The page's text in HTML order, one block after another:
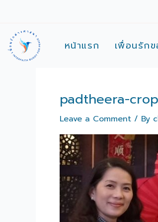
content
หน้าแรก เพื่อนรักข
padtheera-crop
Leave a Comment / By